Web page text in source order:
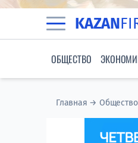
KAZAN
ОБЩЕСТВО
Главная →Общество